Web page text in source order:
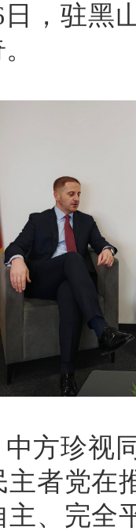
日，驻黑
方珍视
主者党在
主、完全